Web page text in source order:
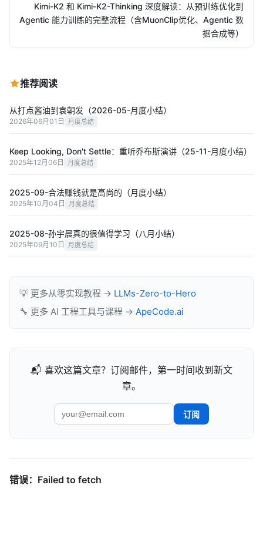
Kimi-K2 和 Kimi-K2-Thinking 深度解读：从预训练优化到
Agentic 能力训练的完整流程（含MuonClip优化、Agentic 数
据合成等）
推荐阅读
从打点酱油到袁朝发（2026-05-月度小结）
2026年06月01日 月度总结
Keep Looking, Don't Settle：重听乔布斯演讲（25-11-月度小结）
2025年12月06日 月度总结
2025-09-合法赚钱就是高尚的（月度小结）
2025年10月04日 月度总结
2025-08-孙宇晨真的很值得学习（八月小结）
2025年09月10日 月度总结
💡 更多从零实现教程 → LLMs-Zero-to-Hero
🔧 更多 AI 工程工具与课程 → ApeCode.ai
📬 喜欢这篇文章？订阅邮件，第一时间收到新文
章。
订阅